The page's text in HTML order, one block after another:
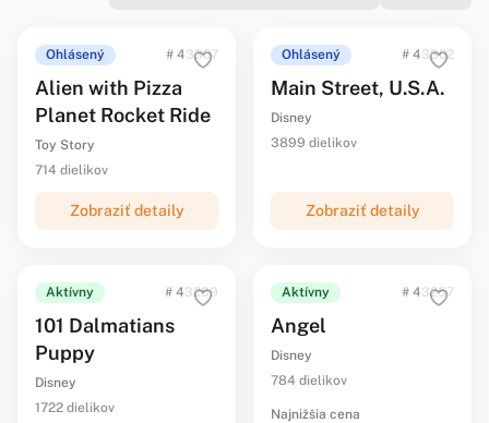
Ohlásený # 43307
Alien with Pizza
Planet Rocket Ride
Toy Story
714 dielikov
Zobraziť detaily
Ohlásený # 43302
Main Street, U.S.A.
Disney
3899 dielikov
Zobraziť detaily
Aktívny # 43269
101 Dalmatians
Puppy
Disney
1722 dielikov
Aktívny # 43257
Angel
Disney
784 dielikov
Najnižšia cena